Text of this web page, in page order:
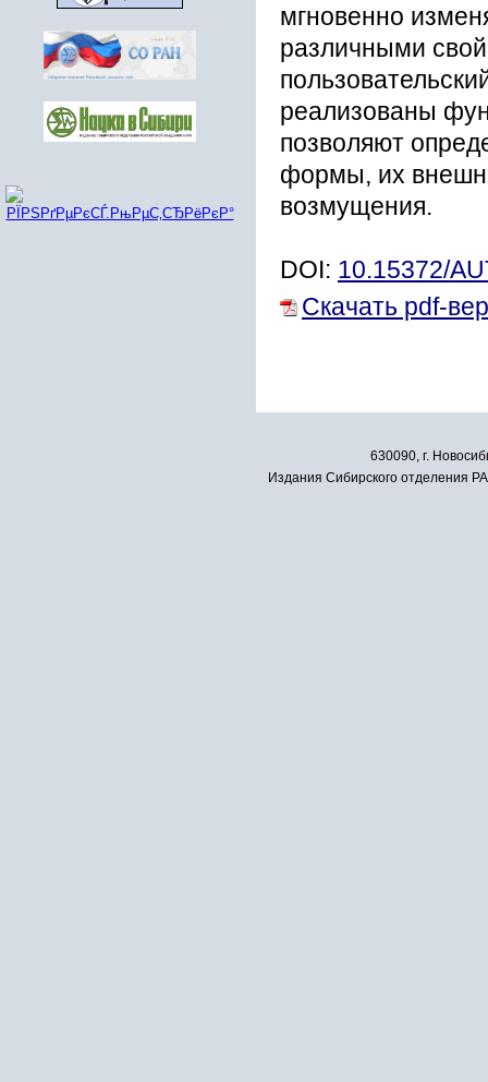
мгновенно
различными
реализованы
позволяют
формы, их
возмущения.
DOI: 10.15372/
Скачать pdf-
630090, г.
Издания Сибирского отделения